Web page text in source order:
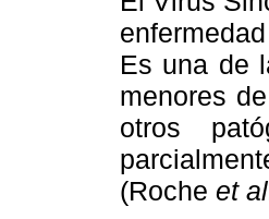
Es una de
menores
otros
(Roche et